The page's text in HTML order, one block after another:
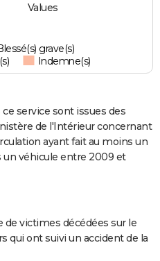
Values
grave(s)
Indemne(s)
service sont issues des
de l'Intérieur concernant
ayant fait au moins un
véhicule entre 2009 et
de victimes décédées sur le
qui ont suivi un accident de la